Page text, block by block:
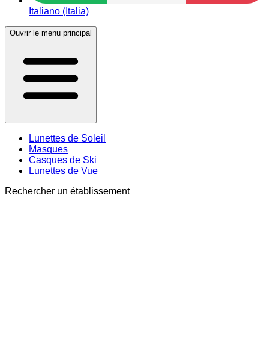
Italiano (Italia)
Ouvrir le menu principal
Lunettes de Soleil
Masques
Casques de Ski
Lunettes de Vue
Rechercher un établissement